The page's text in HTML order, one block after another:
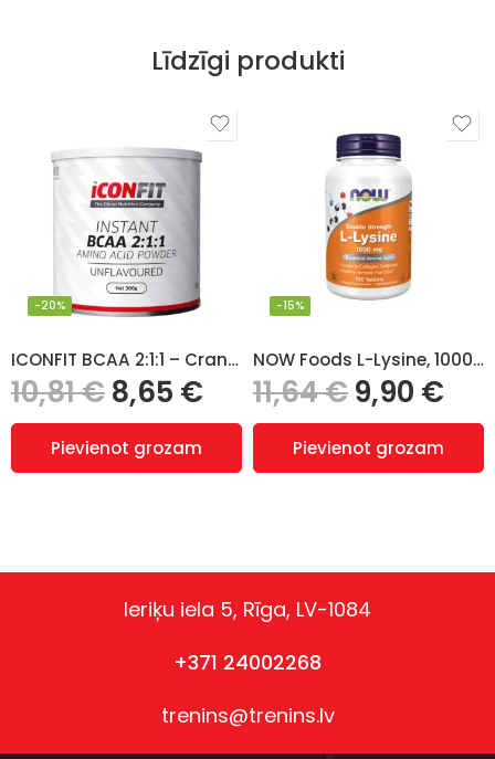
Līdzīgi produkti
ICONFIT BCAA 2:1:1 – Cranberry
-20%
10,81€8,65 €
Pievienot grozam
NOW Foods L-Lysine, 1000mg – 100 tabletes
-15%
11,64€9,90 €
Pievienot grozam
Ieriķu iela 5, Rīga, LV-1084
+371 24002268
trenins@trenins.lv